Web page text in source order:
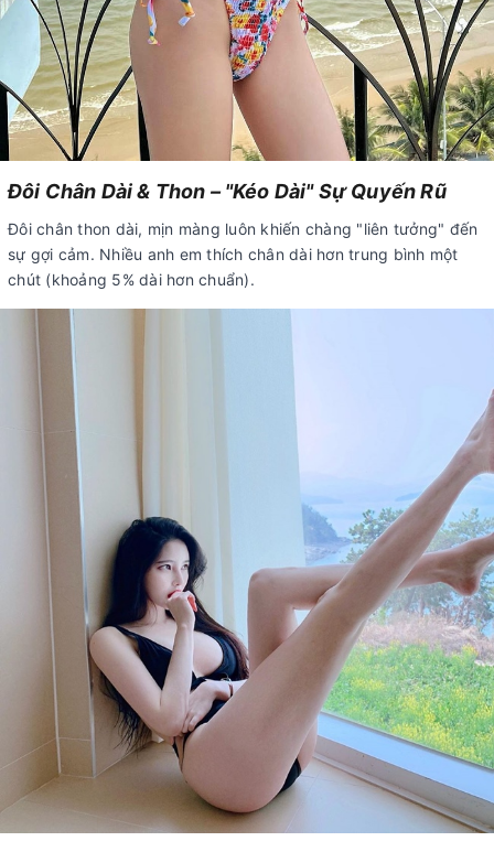
Đôi Chân Dài & Thon – "Kéo Dài" Sự Quyến Rũ
Đôi chân thon dài, mịn màng luôn khiến chàng "liên tưởng" đến
sự gợi cảm. Nhiều anh em thích chân dài hơn trung bình một
chút (khoảng 5% dài hơn chuẩn).